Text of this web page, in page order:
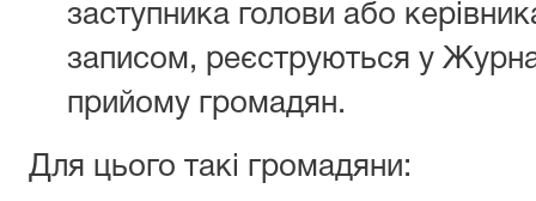
заступника голови або
записом, реєструються у
прийому громадян.
Для цього такі громадяни: